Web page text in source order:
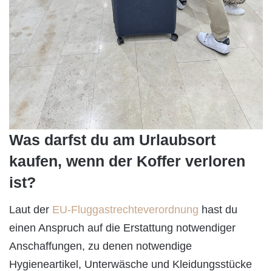
Was darfst du am Urlaubsort
kaufen, wenn der Koffer verloren
ist?
Laut der EU-Fluggastrechteverordnung hast du
einen Anspruch auf die Erstattung notwendiger
Anschaffungen, zu denen notwendige
Hygieneartikel, Unterwäsche und Kleidungsstücke